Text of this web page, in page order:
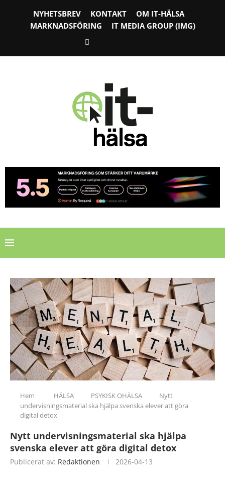
NYHETSBREV KONTAKT
OM IT-HÄLSA
MARKNADSFÖRING
IT MEDIA GROUP (IMG)
Hem HÄLSA PSYKISK OHÄLSA
Nytt
undervisningsmaterial ska hjälpa svenska elever att göra
digital detox
Nytt undervisningsmaterial ska hjälpa
svenska elever att göra digital detox
Publicerat av: Redaktionen 2026-04-13